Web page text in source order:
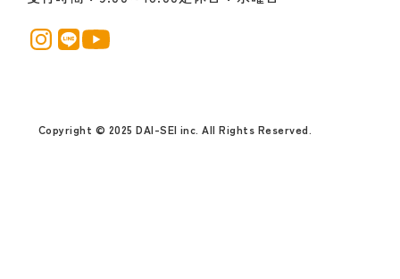
Copyright © 2025 DAI-SEI inc. All Rights Reserved.